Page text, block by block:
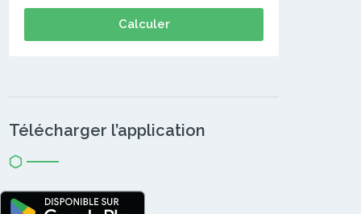
Calculer
Télécharger l’application